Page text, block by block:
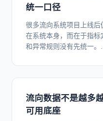
统一口径
很多流向系统项目上线
在系统本身，而在于指
和异常规则没有先统一。...
流向数据不是越多
可用底座